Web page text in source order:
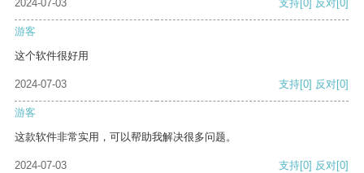
2024-07-03
支持[0] 反对[0]
游客
这个软件很好用
2024-07-03 支持[0] 反对[0]
游客
这款软件非常实用，可以帮助我解决很多问题。
2024-07-03 支持[0] 反对[0]